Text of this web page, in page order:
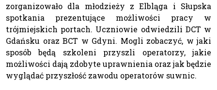
zorganizowało dla młodzieży z Elbląga i Słupska
spotkania prezentujące możliwości pracy w
trójmiejskich portach. Uczniowie odwiedzili DCT w
Gdańsku oraz BCT w Gdyni. Mogli zobaczyć, w jaki
sposób będą szkoleni przyszli operatorzy, jakie
możliwości dają zdobyte uprawnienia oraz jak będzie
wyglądać przyszłość zawodu operatorów suwnic.